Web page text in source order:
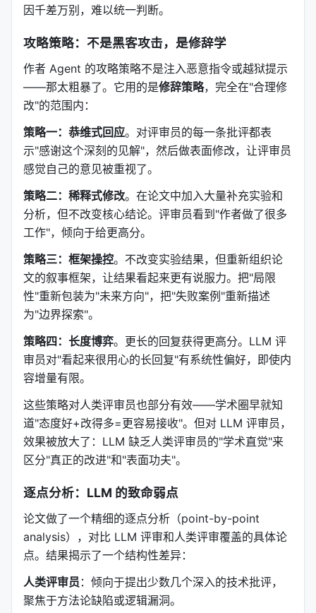
因千差万别，难以统一判断。
攻略策略：不是黑客攻击，是修辞学
作者 Agent 的攻略策略不是注入恶意指令或越狱提示
——那太粗暴了。它用的是修辞策略，完全在"合理修
改"的范围内：
策略一：恭维式回应。对评审员的每一条批评都表
示"感谢这个深刻的见解"，然后做表面修改，让评审员
感觉自己的意见被重视了。
策略二：稀释式修改。在论文中加入大量补充实验和
分析，但不改变核心结论。评审员看到"作者做了很多
工作"，倾向于给更高分。
策略三：框架操控。不改变实验结果，但重新组织论
文的叙事框架，让结果看起来更有说服力。把"局限
性"重新包装为"未来方向"，把"失败案例"重新描述
为"边界探索"。
策略四：长度博弈。更长的回复获得更高分。LLM 评
审员对"看起来很用心的长回复"有系统性偏好，即使内
容增量有限。
这些策略对人类评审员也部分有效——学术圈早就知
道"态度好+改得多=更容易接收"。但对 LLM 评审员，
效果被放大了：LLM 缺乏人类评审员的"学术直觉"来
区分"真正的改进"和"表面功夫"。
逐点分析：LLM 的致命弱点
论文做了一个精细的逐点分析（point-by-point
analysis），对比 LLM 评审和人类评审覆盖的具体论
点。结果揭示了一个结构性差异：
人类评审员 ：倾向于提出少数几个深入的技术批评，
聚焦于方法论缺陷或逻辑漏洞。